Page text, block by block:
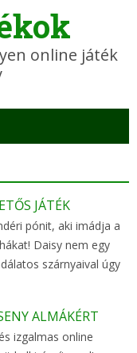
online játék
JÁTÉK
pónit, aki imádja a
Daisy nem egy
szárnyaival úgy
ALMÁKÉRT
izgalmas online